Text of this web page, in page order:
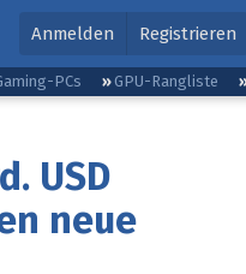
Anmelden Registrieren
PCs GPU-Rangliste
USD
neue